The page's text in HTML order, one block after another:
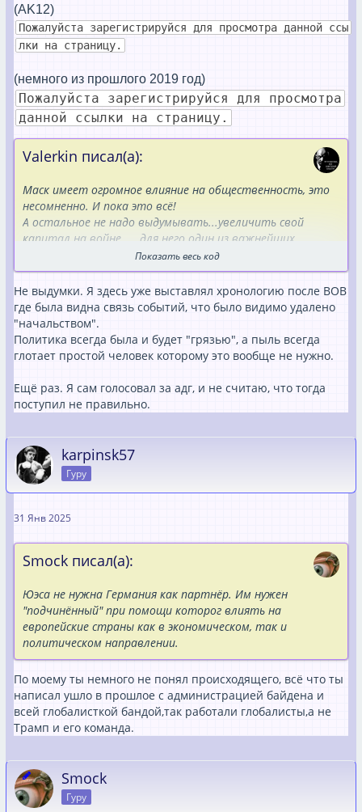
(AK12)
Пожалуйста зарегистрируйся для просмотра данной ссы
лки на страницу.
(немного из прошлого 2019 год)
Пожалуйста зарегистрируйся для просмотра
данной ссылки на страницу.
Valerkin писал(а):
Маск имеет огромное влияние на общественность, это
несомненно. И пока это всё!
А остальное не надо выдумывать...увеличить свой
капитал на войне, ....для него один из важнейших
факторов... И т.д.....пока это выдумки.
Мы с вами видим, что уже порядком во времени, это
глобалистко- либеральное лобби даёт пенку. Ведь, ясно,
что во всём, или всё что делают новые- в этом
виноваты предыдущие. И он об этом намного больше
знает, чем мы, так ведь? Альтернатива, это пока
единственный рычаг в Европе, чтобы сдвинуть это
болото с дороги. ... думаю , что он ещё пребывает в
надежде на пассионарность немецкого менталитета.
потому, что думают по-другому. И делают по-другому. В
какой-то своей логике. Я бы даже сказал, в страшной для
нас логике. Это ли не аксиома? -die Chefs die Spinnen nicht
die denken nur anders.
Кому-то ветер в лицо, а кому-то пыль глотать. Это где
Показать весь код
Не выдумки. Я здесь уже выставлял хронологию после ВОВ
где была видна связь событий, что было видимо удалено
"начальством".
Политика всегда была и будет "грязью", а пыль всегда
глотает простой человек которому это вообще не нужно.
Ещё раз. Я сам голосовал за адг, и не считаю, что тогда
поступил не правильно.
karpinsk57
Гуру
31 Янв 2025
Smock писал(а):
Юэса не нужна Германия как партнёр. Им нужен
"подчинённый" при помощи которог влиять на
европейские страны как в экономическом, так и
политическом направлении.
По моему ты немного не понял происходящего, всё что ты
написал ушло в прошлое с администрацией байдена и
всей глобалисткой бандой,так работали глобалисты,а не
Трамп и его команда.
Smock
Гуру